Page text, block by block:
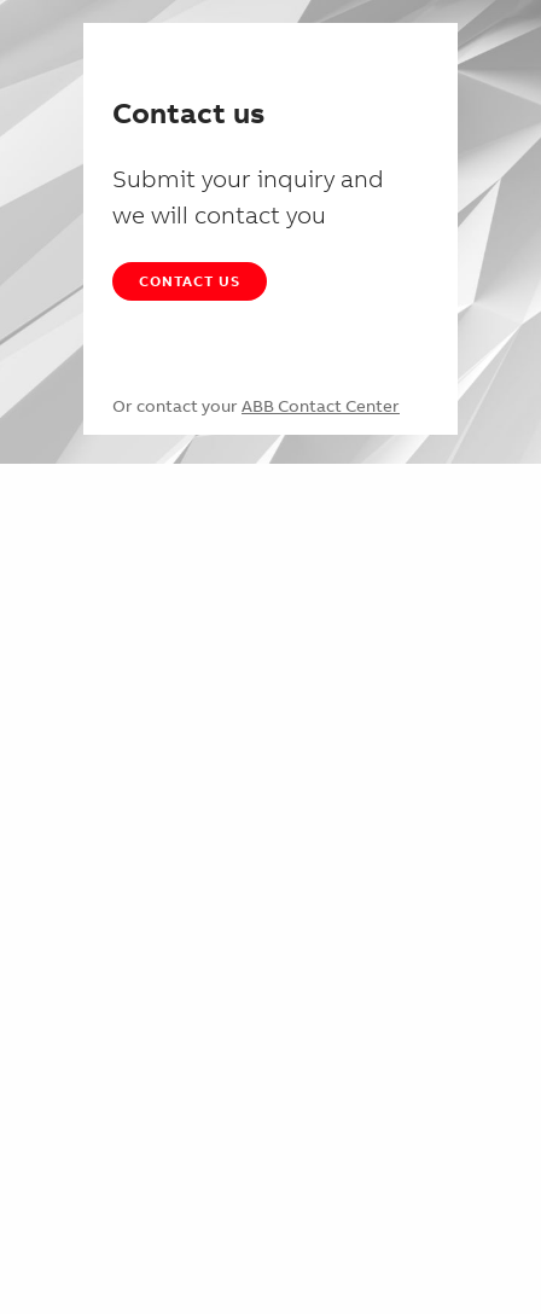
Contact us
Submit your inquiry and
we will contact you
CONTACT US
Or contact your ABB Contact Center